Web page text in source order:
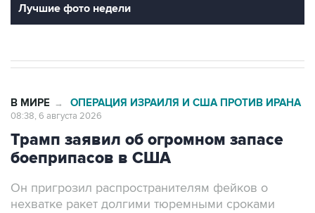
Лучшие фото недели
В МИРЕ → ОПЕРАЦИЯ ИЗРАИЛЯ И США ПРОТИВ ИРАНА
08:38, 6 августа 2026
Трамп заявил об огромном запасе
боеприпасов в США
Он пригрозил распространителям фейков о
нехватке ракет долгими тюремными сроками